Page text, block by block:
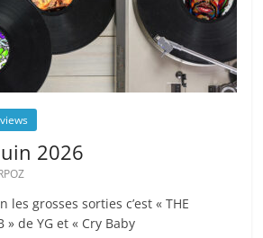
2026
les grosses sorties c’est « THE
» de YG et « Cry Baby